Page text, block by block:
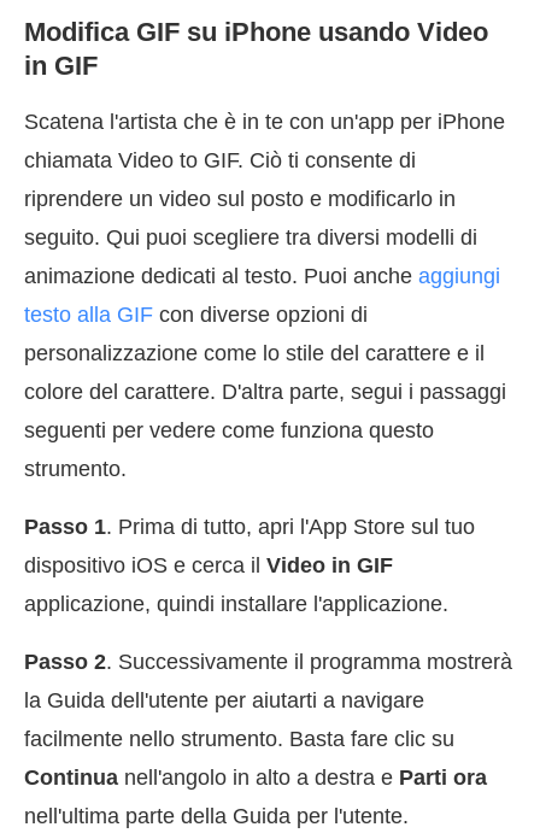
Modifica GIF su iPhone usando Video
in GIF
Scatena l'artista che è in te con un'app per iPhone
chiamata Video to GIF. Ciò ti consente di
riprendere un video sul posto e modificarlo in
seguito. Qui puoi scegliere tra diversi modelli di
animazione dedicati al testo. Puoi anche aggiungi
testo alla GIF con diverse opzioni di
personalizzazione come lo stile del carattere e il
colore del carattere. D'altra parte, segui i passaggi
seguenti per vedere come funziona questo
strumento.
Passo 1. Prima di tutto, apri l'App Store sul tuo
dispositivo iOS e cerca il Video in GIF
applicazione, quindi installare l'applicazione.
Passo 2. Successivamente il programma mostrerà
la Guida dell'utente per aiutarti a navigare
facilmente nello strumento. Basta fare clic su
Continua nell'angolo in alto a destra e Parti ora
nell'ultima parte della Guida per l'utente.